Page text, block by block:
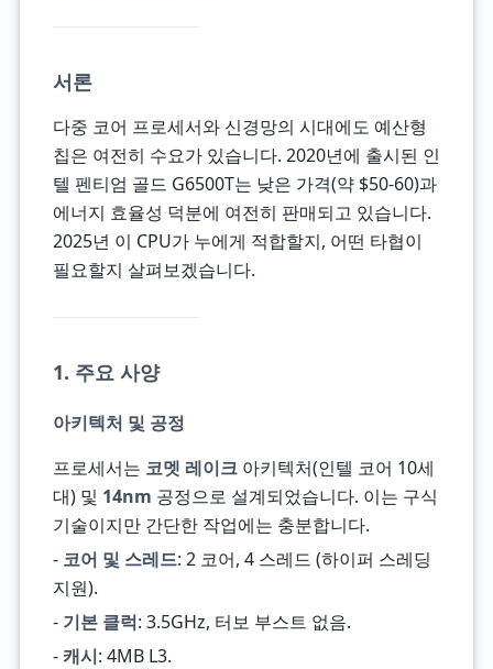
서론
다중 코어 프로세서와 신경망의 시대에도 예산형
칩은 여전히 수요가 있습니다. 2020년에 출시된 인
텔 펜티엄 골드 G6500T는 낮은 가격(약 $50-60)과
에너지 효율성 덕분에 여전히 판매되고 있습니다.
2025년 이 CPU가 누에게 적합할지, 어떤 타협이
필요할지 살펴보겠습니다.
1. 주요 사양
아키텍처 및 공정
프로세서는 코멧 레이크아키텍처(인텔 코어 10세
대) 및 14nm 공정으로 설계되었습니다. 이는 구식
기술이지만 간단한 작업에는 충분합니다.
- 코어 및 스레드: 2 코어, 4 스레드 (하이퍼 스레딩
지원).
- 기본 클럭: 3.5GHz, 터보 부스트 없음.
-캐시: 4MB L3.